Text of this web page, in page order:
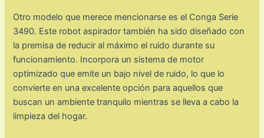
Otro modelo que merece mencionarse es el Conga Serie
3490. Este robot aspirador también ha sido diseñado con
la premisa de reducir al máximo el ruido durante su
funcionamiento. Incorpora un sistema de motor
optimizado que emite un bajo nivel de ruido, lo que lo
convierte en una excelente opción para aquellos que
buscan un ambiente tranquilo mientras se lleva a cabo la
limpieza del hogar.